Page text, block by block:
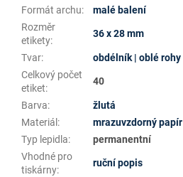
Formát archu:
malé balení
Rozměr
etikety:
36 x 28 mm
Tvar:
obdélník | oblé rohy
Celkový počet
etiket:
40
Barva:
žlutá
Materiál :
mrazuvzdorný papír
Typ lepidla:
permanentní
Vhodné pro
tiskárny:
ruční popis